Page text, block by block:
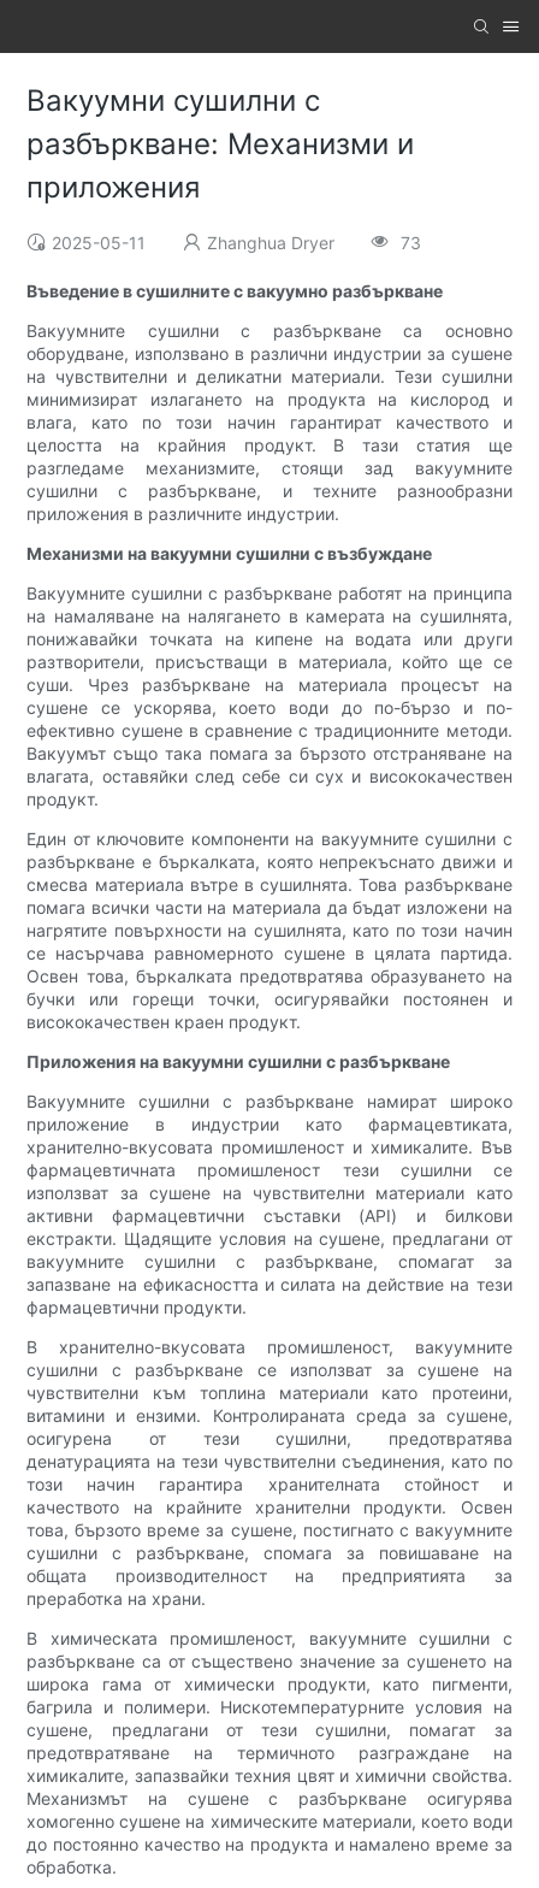
Вакуумни сушилни с
разбъркване: Механизми и
приложения
2025-05-11 Zhanghua Dryer 73
Въведение в сушилните с вакуумно разбъркване
Вакуумните сушилни с разбъркване са основно
оборудване, използвано в различни индустрии за сушене
на чувствителни и деликатни материали. Тези сушилни
минимизират излагането на продукта на кислород и
влага, като по този начин гарантират качеството и
целостта на крайния продукт. В тази статия ще
разгледаме механизмите, стоящи зад вакуумните
сушилни с разбъркване, и техните разнообразни
приложения в различните индустрии.
Механизми на вакуумни сушилни с възбуждане
Вакуумните сушилни с разбъркване работят на принципа
на намаляване на налягането в камерата на сушилнята,
понижавайки точката на кипене на водата или други
разтворители, присъстващи в материала, който ще се
суши. Чрез разбъркване на материала процесът на
сушене се ускорява, което води до по-бързо и по-
ефективно сушене в сравнение с традиционните методи.
Вакуумът също така помага за бързото отстраняване на
влагата, оставяйки след себе си сух и висококачествен
продукт.
Един от ключовите компоненти на вакуумните сушилни с
разбъркване е бъркалката, която непрекъснато движи и
смесва материала вътре в сушилнята. Това разбъркване
помага всички части на материала да бъдат изложени на
нагрятите повърхности на сушилнята, като по този начин
се насърчава равномерното сушене в цялата партида.
Освен това, бъркалката предотвратява образуването на
бучки или горещи точки, осигурявайки постоянен и
висококачествен краен продукт.
Приложения на вакуумни сушилни с разбъркване
Вакуумните сушилни с разбъркване намират широко
приложение в индустрии като фармацевтиката,
хранително-вкусовата промишленост и химикалите. Във
фармацевтичната промишленост тези сушилни се
използват за сушене на чувствителни материали като
активни фармацевтични съставки (API) и билкови
екстракти. Щадящите условия на сушене, предлагани от
вакуумните сушилни с разбъркване, спомагат за
запазване на ефикасността и силата на действие на тези
фармацевтични продукти.
В хранително-вкусовата промишленост, вакуумните
сушилни с разбъркване се използват за сушене на
чувствителни към топлина материали като протеини,
витамини и ензими. Контролираната среда за сушене,
осигурена от тези сушилни, предотвратява
денатурацията на тези чувствителни съединения, като по
този начин гарантира хранителната стойност и
качеството на крайните хранителни продукти. Освен
това, бързото време за сушене, постигнато с вакуумните
сушилни с разбъркване, спомага за повишаване на
общата производителност на предприятията за
преработка на храни.
В химическата промишленост, вакуумните сушилни с
разбъркване са от съществено значение за сушенето на
широка гама от химически продукти, като пигменти,
багрила и полимери. Нискотемпературните условия на
сушене, предлагани от тези сушилни, помагат за
предотвратяване на термичното разграждане на
химикалите, запазвайки техния цвят и химични свойства.
Механизмът на сушене с разбъркване осигурява
хомогенно сушене на химическите материали, което води
до постоянно качество на продукта и намалено време за
обработка.